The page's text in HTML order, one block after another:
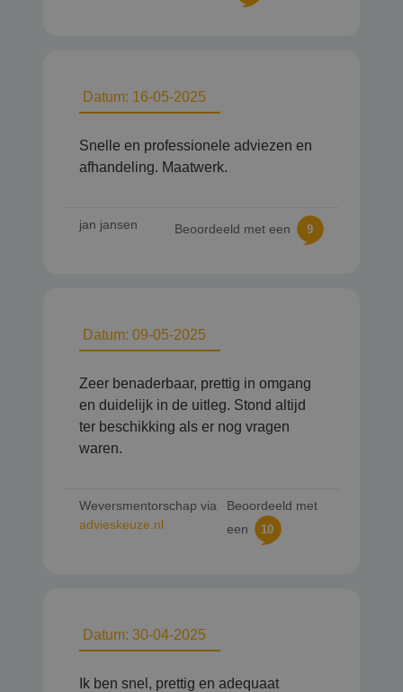
Datum: 16-05-2025
Snelle en professionele adviezen en
afhandeling. Maatwerk.
jan jansen Beoordeeld met een 9
Datum: 09-05-2025
Zeer benaderbaar, prettig in omgang
en duidelijk in de uitleg. Stond altijd
ter beschikking als er nog vragen
waren.
Weversmentorschap via
advieskeuze.nl
Beoordeeld met
een
10
Datum: 30-04-2025
Ik ben snel, prettig en adequaat